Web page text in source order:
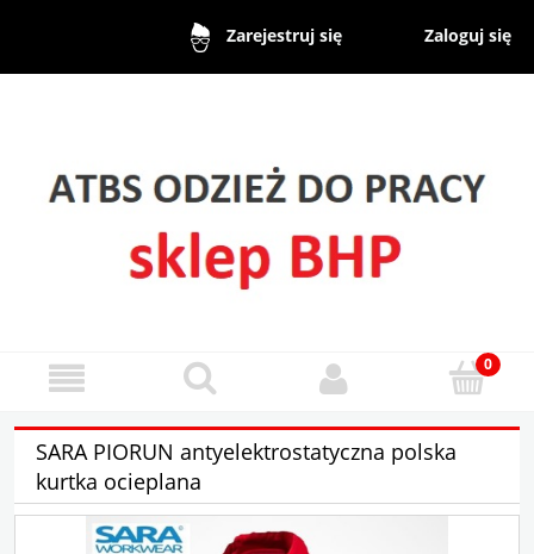
Zarejestruj się Zaloguj się
SARA PIORUN antyelektrostatyczna polska
kurtka ocieplana